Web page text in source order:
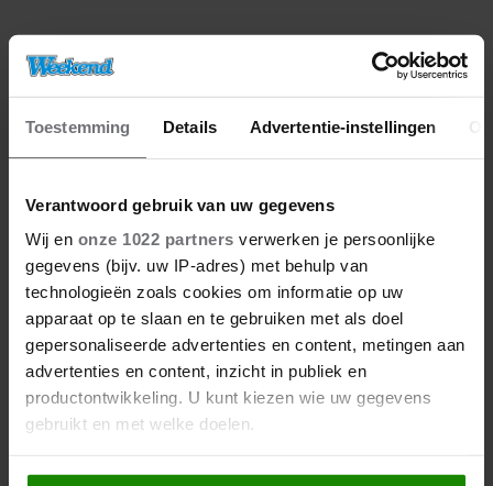
Toestemming Details Advertentie-instellingen
Verantwoord gebruik van uw gegevens
Wij en onze 1022 partners verwerken je persoonlijke
gegevens (bijv. uw IP-adres) met behulp van
technologieën zoals cookies om informatie op uw
apparaat op te slaan en te gebruiken met als doel
gepersonaliseerde advertenties en content, metingen aan
advertenties en content, inzicht in publiek en
productontwikkeling. U kunt kiezen wie uw gegevens
gebruikt en met welke doelen.
Als u het toestaat, willen we ook graag:
Meer van Redactie
06/08/2026
EARTH & FIRE-ZANGERES JERNEY